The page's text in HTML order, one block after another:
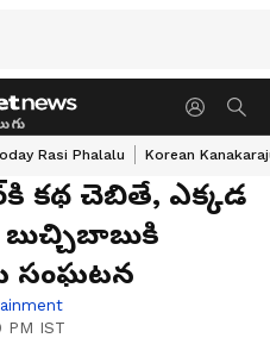
Rasi Phalalu Korean
కథ చెబితే, ఎక్కడ
సంఘటన
PM IST